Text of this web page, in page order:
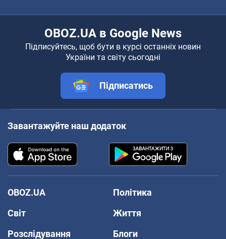
OBOZ.UA в Google News
Підписуйтесь, щоб бути в курсі останніх новин
України та світу сьогодні
Підписатись
Завантажуйте наш додаток
OBOZ.UA
Політика
Світ
Життя
Розслідування
Блоги